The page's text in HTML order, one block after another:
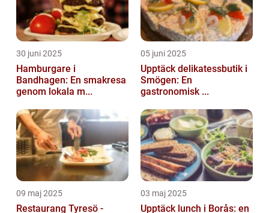
30 juni 2025
Hamburgare i
Bandhagen: En smakresa
genom lokala m...
05 juni 2025
Upptäck delikatessbutik i
Smögen: En
gastronomisk ...
09 maj 2025
Restaurang Tyresö -
03 maj 2025
Upptäck lunch i Borås: en